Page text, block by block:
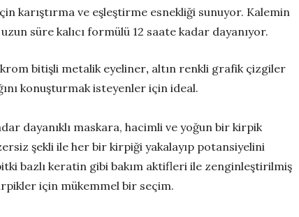
karıştırma ve eşleştirme esnekliği sunuyor. Kalemin
süre kalıcı formülü 12 saate kadar dayanıyor.
bitişli metalik eyeliner, altın renkli grafik çizgiler
konuşturmak isteyenler için ideal.
dayanıklı maskara, hacimli ve yoğun bir kirpik
şekli ile her bir kirpiği yakalayıp potansiyelini
bazlı keratin gibi bakım aktifleri ile zenginleştirilmiş
için mükemmel bir seçim.